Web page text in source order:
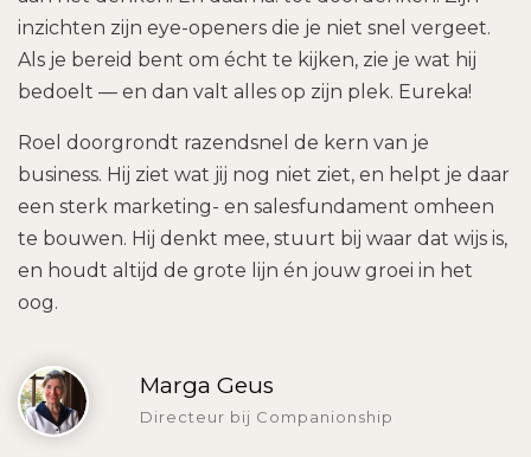
inzichten zijn eye-openers die je niet snel vergeet.
Als je bereid bent om écht te kijken, zie je wat hij
bedoelt — en dan valt alles op zijn plek. Eureka!
Roel doorgrondt razendsnel de kern van je
business. Hij ziet wat jij nog niet ziet, en helpt je daar
een sterk marketing- en salesfundament omheen
te bouwen. Hij denkt mee, stuurt bij waar dat wijs is,
en houdt altijd de grote lijn én jouw groei in het
oog.
Marga Geus
Directeur bij Companionship